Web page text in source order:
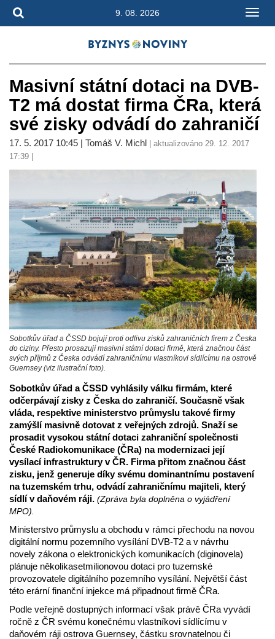
9. 08. 2026
Masivní státní dotaci na DVB-
T2 má dostat firma ČRa, která
své zisky odvádí do zahraničí
17. 5. 2017 10:45 | Tomáš V. Michl | aktualizováno 29. 12. 2017
17:39 |
Sobotkův úřad a ČSSD bojují proti odlivu zisků zahraničních firem z Česka
do ciziny. Přesto prosazují masivní státní dotaci firmě, která značnou část
svých příjmů z Česka odvádí zahraničnímu vlastníkovi sídlícímu na ostrově
Guernsey (viz ilustrační foto).
Sobotkův úřad a ČSSD vyhlásily válku firmám, které
odčerpávají zisky z Česka do zahraničí. Současně však
vláda, respektive ministerstvo průmyslu takové firmy
zamýšlí masivně dotovat z veřejných zdrojů. Snaží se
prosadit vysokou státní dotaci zahraniční společnosti
České Radiokomunikace (ČRa) na modernizaci její
vysílací infrastruktury v ČR. Firma přitom značnou část
zisku, jenž generuje díky svému dominantnímu postavení
na tuzemském trhu, odvádí zahraničnímu majiteli, který
sídlí v daňovém ráji. (Zpráva byla doplněna o vyjádření
MPO).
Ministerstvo průmyslu a obchodu v rámci přechodu na novou
digitální normu pozemního vysílání DVB-T2 a v návrhu
novely zákona o elektronických komunikacích (diginovela)
plánuje několikasetmilionovou dotaci pro tuzemské
provozovatele digitálního pozemního vysílání. Největší část
této erární finanční injekce má připadnout firmě ČRa.
Podle veřejně dostupných informací však právě ČRa vyvádí
ročně z ČR svému konečnému vlastníkovi sídlícímu v
daňovém ráji ostrova Guernsey, částku srovnatelnou či